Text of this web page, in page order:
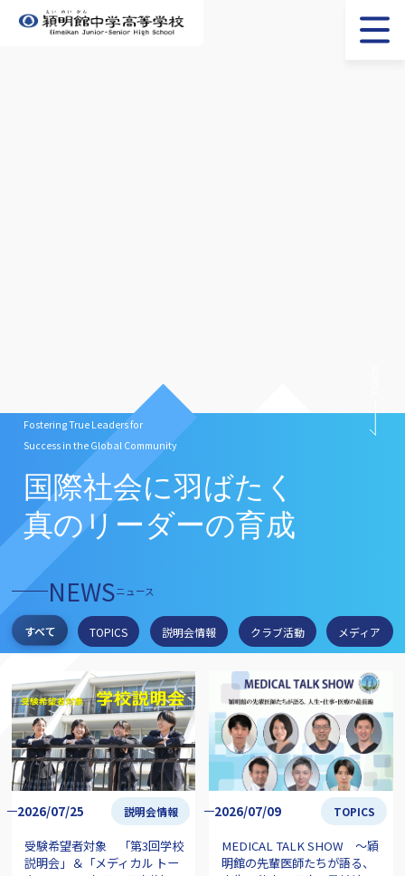
Fostering True Leaders for
Success in the Global Community
国際社会に羽ばたく
真のリーダーの育成
NEWSニュース
すべて TOPICS 説明会情報 クラブ活動 メディア
2026/07/25 説明会情報
受験希望者対象 「第3回学校
説明会」＆「メディカル トー
2026/07/09 TOPICS
MEDICAL TALK SHOW ～穎
明館の先輩医師たちが語る、